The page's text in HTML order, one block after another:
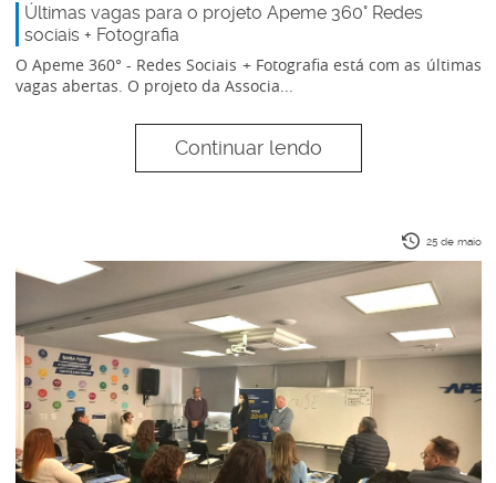
Últimas vagas para o projeto Apeme 360° Redes
sociais + Fotografia
O Apeme 360° - Redes Sociais + Fotografia está com as últimas
vagas abertas. O projeto da Associa...
Continuar lendo
25 de maio